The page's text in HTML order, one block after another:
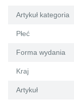
Artykuł kategoria
Płeć
Forma wydania
Kraj
Artykuł